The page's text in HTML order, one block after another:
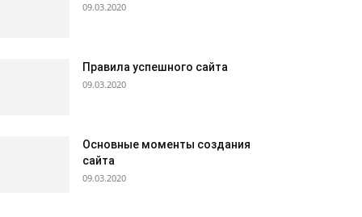
09.03.2020
Правила успешного сайта
09.03.2020
Основные моменты создания
сайта
09.03.2020